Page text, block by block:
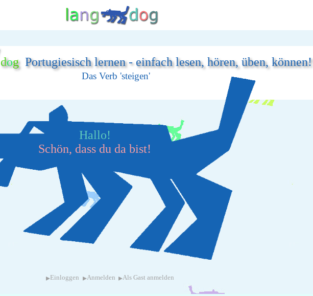
dogPortugiesisch lernen - einfach lesen, hören, üben, können!
Das Verb 'steigen'
Hallo!
Schön, dass du da bist!
▸ Einloggen ▸Anmelden ▸Als Gast anmelden